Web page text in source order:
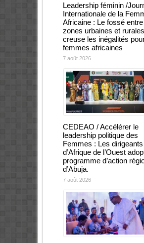
Leadership féminin /
Internationale de la
Africaine : Le fossé
zones urbaines et rurales
creuse les inégalités
femmes africaines
7 août 2026
CEDEAO / Accélérer le
leadership politique des
Femmes : Les dirigeants
d’Afrique de l’Ouest
programme d’action
d’Abuja.
7 août 2026